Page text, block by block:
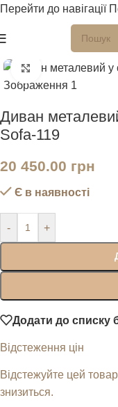
Перейти до навігації
Натисніть,
Диван
Sofa-119
20 450.00 грн
Є в наявності
- +
Додати до списку
Відстеження цін
Відстежуйте цей
знизиться.